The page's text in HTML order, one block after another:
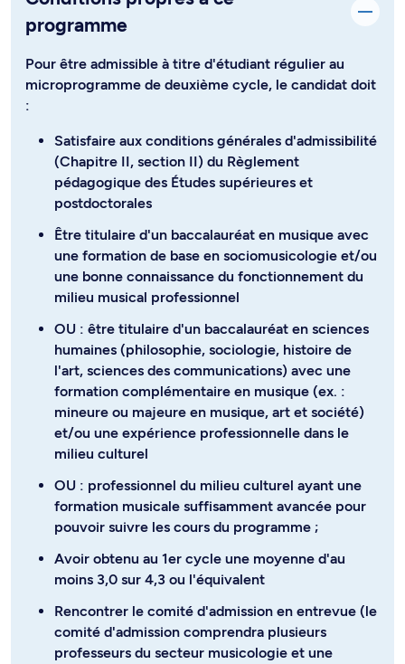
programme
Pour être admissible à titre d'étudiant régulier au
microprogramme de deuxième cycle, le candidat doit
:
Satisfaire aux conditions générales d'admissibilité
(Chapitre II, section II) du Règlement
pédagogique des Études supérieures et
postdoctorales
Être titulaire d'un baccalauréat en musique avec
une formation de base en sociomusicologie et/ou
une bonne connaissance du fonctionnement du
milieu musical professionnel
OU : être titulaire d'un baccalauréat en sciences
humaines (philosophie, sociologie, histoire de
l'art, sciences des communications) avec une
formation complémentaire en musique (ex. :
mineure ou majeure en musique, art et société)
et/ou une expérience professionnelle dans le
milieu culturel
OU : professionnel du milieu culturel ayant une
formation musicale suffisamment avancée pour
pouvoir suivre les cours du programme ;
Avoir obtenu au 1er cycle une moyenne d'au
moins 3,0 sur 4,3 ou l'équivalent
Rencontrer le comité d'admission en entrevue (le
comité d'admission comprendra plusieurs
professeurs du secteur musicologie et une